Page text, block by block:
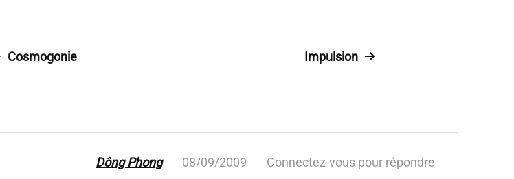
Cosmogonie Impulsion
Dông Phong 08/09/2009
Connectez-vous pour répondre